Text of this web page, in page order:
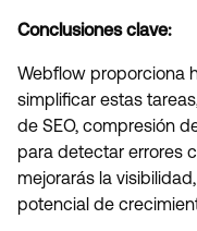
Conclusiones clave:
Webflow proporciona
simplificar estas
de SEO, compresión
para detectar errores
mejorarás la
potencial de